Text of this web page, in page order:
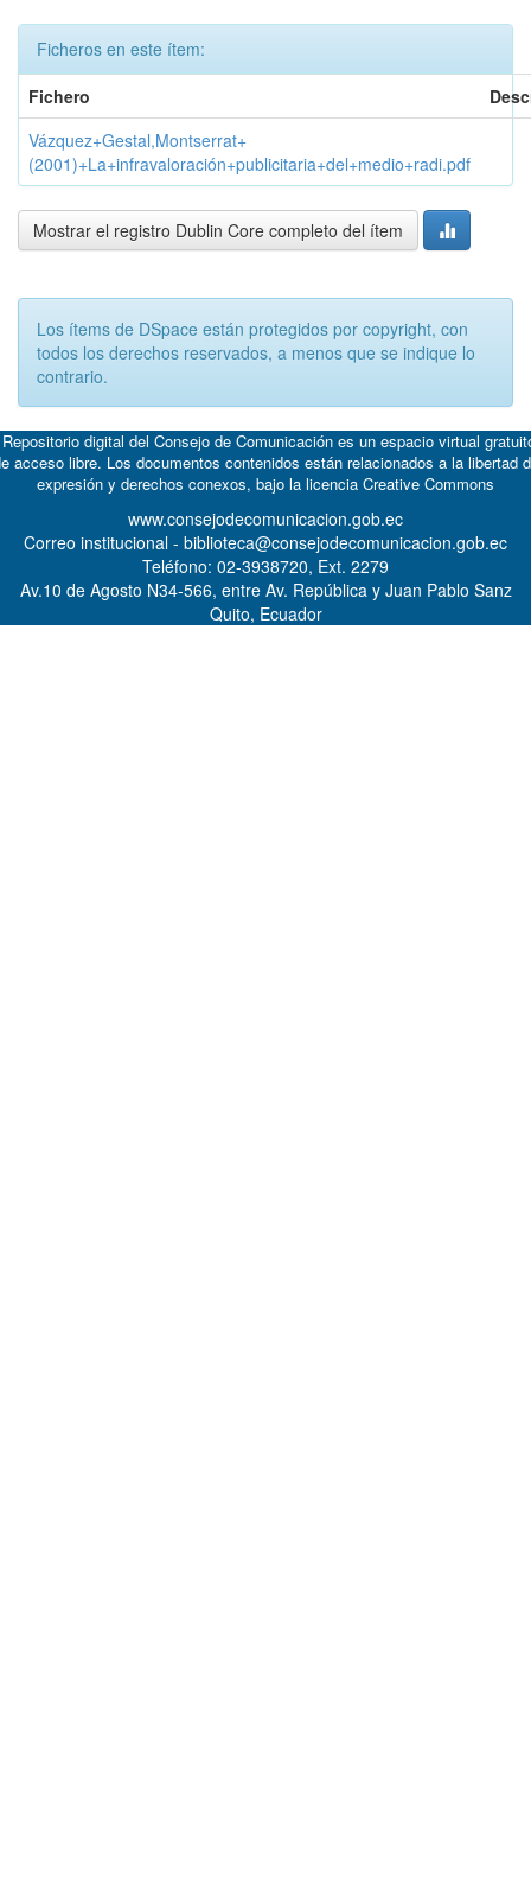
Ficheros en este ítem:
Fichero
Vázquez+Gestal,Montserrat+
(2001)+La+infravaloración+publicitaria+del+medio+radi.pdf
Mostrar el registro Dublin Core completo del ítem
Los ítems de DSpace están protegidos por copyright, con
todos los derechos reservados, a menos que se indique lo
contrario.
digital del Consejo de Comunicación es un espacio virtual
acceso libre. Los documentos contenidos están relacionados a la libertad
expresión y derechos conexos, bajo la licencia Creative Commons
www.consejodecomunicacion.gob.ec
Correo institucional - biblioteca@consejodecomunicacion.gob.ec
Teléfono: 02-3938720, Ext. 2279
Av.10 de Agosto N34-566, entre Av. República y Juan Pablo Sanz
Quito, Ecuador